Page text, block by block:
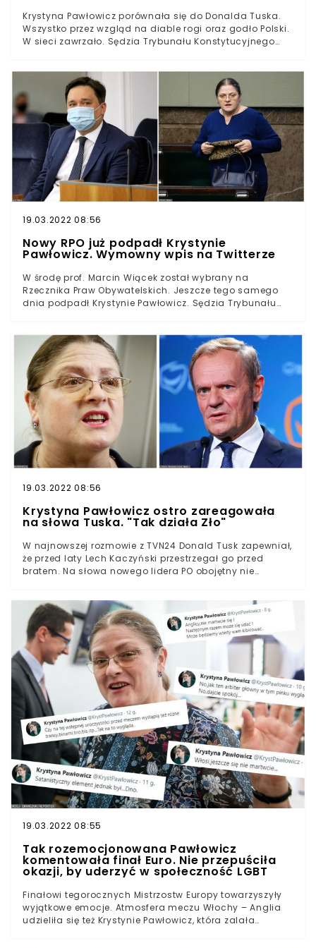
Krystyna Pawłowicz porównała się do Donalda Tuska.
Wszystko przez wzgląd na diable rogi oraz godło Polski.
W sieci zawrzało. Sędzia Trybunału Konstytucyjnego
mną było akurat polskie godło. Zgrabnie, korona Orła
spoczęła na mojej głowie, a orle skrzydła uskrzydliły
moją głowę - wskazała we wpisie.
19.03.2022 08:56
Nowy RPO już podpadł Krystynie
Pawłowicz. Wymowny wpis na Twitterze
W środę prof. Marcin Wiącek został wybrany na
Rzecznika Praw Obywatelskich. Jeszcze tego samego
dnia podpadł Krystynie Pawłowicz. Sędzia Trybunału
19.03.2022 08:56
Krystyna Pawłowicz ostro zareagowała
na słowa Tuska. "Tak działa Zło"
W najnowszej rozmowie z TVN24 Donald Tusk zapewniał,
że przed laty Lech Kaczyński przestrzegał go przed
bratem. Na słowa nowego lidera PO obojętny nie
komentował spór Sądu Najwyższego z Trybunałem
Sprawiedliwości Unii Europejskiej. Zdaniem nowego
szefa Platformy PiS konsekwentnie usiłuje osłabiać
autorytet UE.Konsekwencją działań rządu, przekonywał
Tusk, może być nawet opuszczenie wspólnoty przez
Polskę.
19.03.2022 08:55
Tak rozemocjonowana Pawłowicz
komentowała finał Euro. Nie przepuściła
okazji, by uderzyć w społeczność LGBT
Finałowi tegorocznych Mistrzostw Europy towarzyszyły
wyjątkowe emocje. Atmosfera meczu Włochy – Anglia
udzieliła się też Krystynie Pawłowicz, która zalała